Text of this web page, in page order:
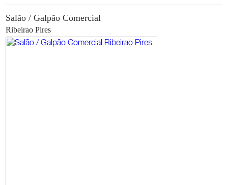
Salão / Galpão Comercial
Ribeirao Pires